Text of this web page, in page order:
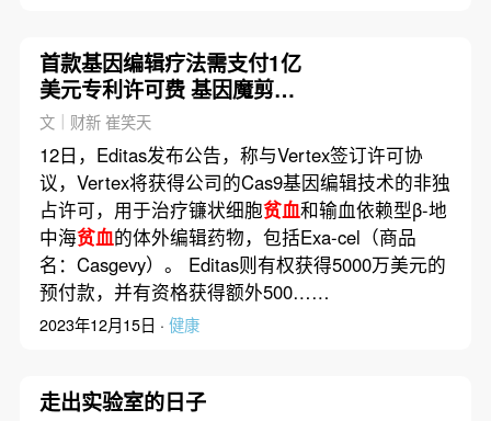
首款基因编辑疗法需支付1亿
美元专利许可费 基因魔剪如
何推广？
文｜财新 崔笑天
12日，Editas发布公告，称与Vertex签订许可协
议，Vertex将获得公司的Cas9基因编辑技术的非独
占许可，用于治疗镰状细胞贫血和输血依赖型β-地
中海贫血的体外编辑药物，包括Exa-cel（商品
名：Casgevy）。 Editas则有权获得5000万美元的
预付款，并有资格获得额外500……
2023年12月15日 · 健康
走出实验室的日子